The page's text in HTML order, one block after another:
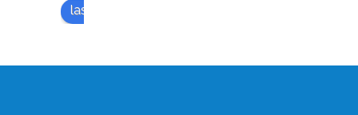
lascia una recensione su